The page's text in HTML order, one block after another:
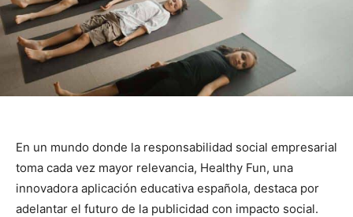
En un mundo donde la responsabilidad social empresarial
toma cada vez mayor relevancia, Healthy Fun, una
innovadora aplicación educativa española, destaca por
adelantar el futuro de la publicidad con impacto social.